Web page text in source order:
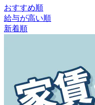
おすすめ順
給与が高い順
新着順